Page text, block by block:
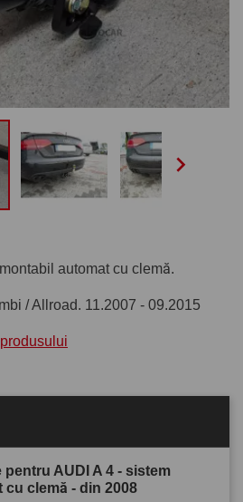

automat cu clemă.
/ Allroad. 11.2007 - 09.2015
AUDI A 4 - sistem
clemă - din 2008